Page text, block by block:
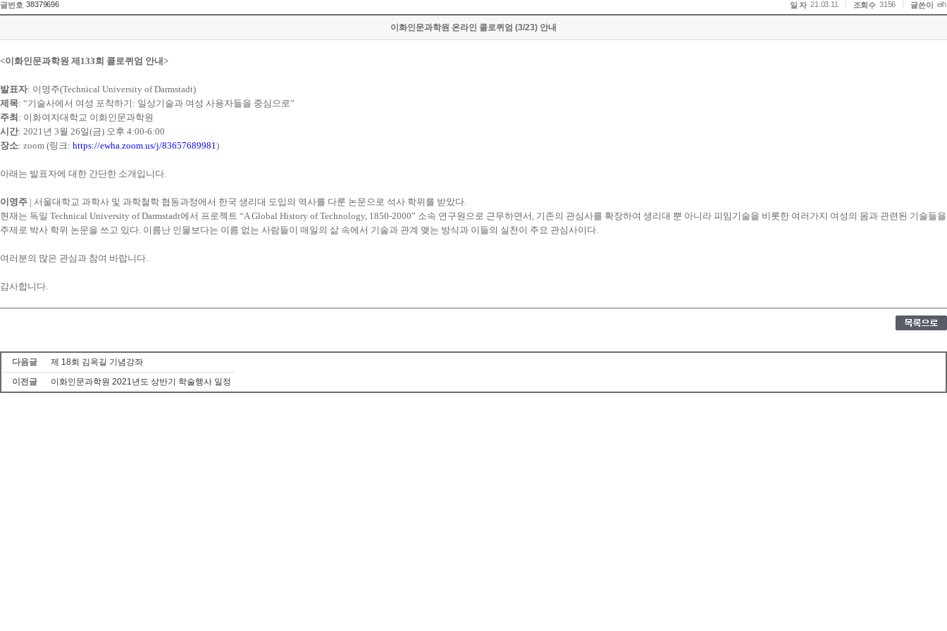
글번호 38379696 일 자 21.03.11 조회수 3156 글쓴이 eih
이화인문과학원 온라인 콜로퀴엄 (3/23) 안내
<이화인문과학원 제 133회 콜로퀴엄 안내>
발표자: 이영주(Technical University of Darmstadt)
제목: “기술사에서 여성 포착하기: 일상기술과 여성 사용자들을 중심으로”
주최 : 이화여자대학교 이화인문과학원
시간: 2021년 3월 26일(금) 오후 4:00-6:00
장소: zoom (링크: https://ewha.zoom.us/j/83657689981)
아래는 발표자에 대한 간단한 소개입니다.
이영주 | 서울대학교 과학사 및 과학철학 협동과정에서 한국 생리대 도입의 역사를 다룬 논문으로 석사 학위를 받았다.
현재는 독일 Technical University of Darmstadt에서 프로젝트 “A Global History of Technology, 1850-2000” 소속 연구원으로 근무하면서, 기존의 관심사를 확장하여 생리대 뿐 아니라 피임기술을 비롯한 여러가지 여성의 몸과 관련된 기술들을
주제로 박사 학위 논문을 쓰고 있다. 이름난 인물보다는 이름 없는 사람들이 매일의 삶 속에서 기술과 관계 맺는 방식과 이들의 실천이 주요 관심사이다.
여러분의 많은 관심과 참여 바랍니다.
감사합니다.
다음글
제 18회 김옥길 기념강좌
이전글
이화인문과학원 2021년도 상반기 학술행사 일정